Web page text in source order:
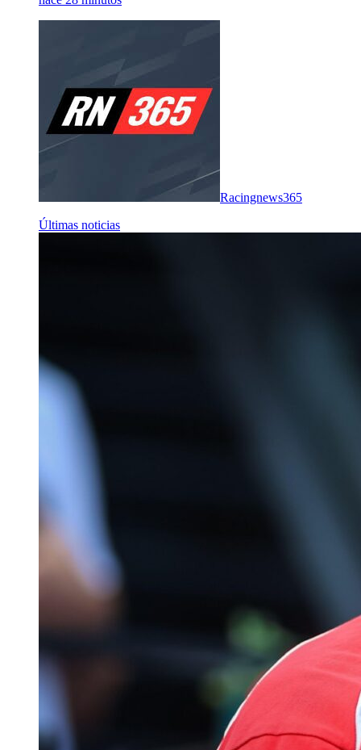
Racingnews365
Últimas noticias